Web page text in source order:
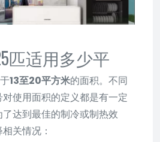
匹适用多少平
13至20平方米的面积。不同
使用面积的定义都是有一定
达到最佳的制冷或制热效
关情况：